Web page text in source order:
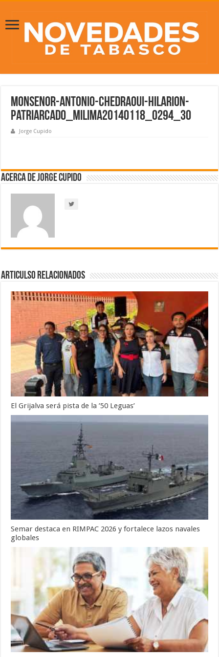
Monsenor-Antonio-Chedraoui-Hilarion-
Patriarcado_MILIMA20140118_0294_30
Jorge Cupido
Acerca de Jorge Cupido
Articulso Relacionados
El Grijalva será pista de la ’50 Leguas’
Semar destaca en RIMPAC 2026 y fortalece lazos navales
globales